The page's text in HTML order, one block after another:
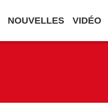
NOUVELLES VIDÉO